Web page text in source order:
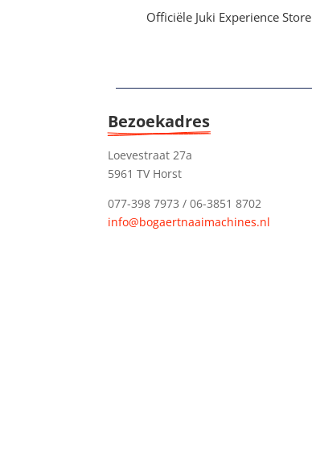
Officiële Juki Experience Store
Bezoekadres
Loevestraat 27a
5961 TV Horst
077-398 7973 / 06-3851 8702
info@bogaertnaaimachines.nl